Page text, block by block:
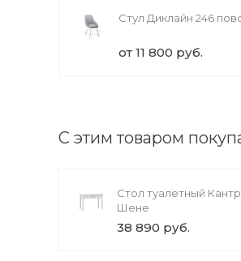
Стул Диклайн 246
от 11 800 руб.
С этим товаром
Стол туалетный
Шене
38 890 руб.